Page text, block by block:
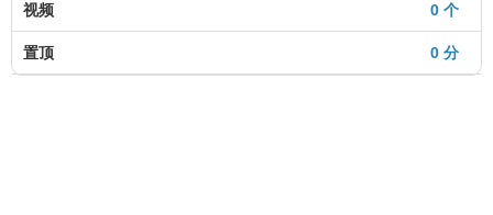
0 个
视频
0 分
置顶